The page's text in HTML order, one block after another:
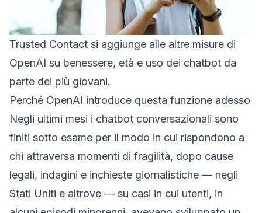
Trusted Contact si aggiunge alle altre misure di
OpenAI su benessere, età e uso dei chatbot da
parte dei più giovani.
Perché OpenAI introduce questa funzione adesso
Negli ultimi mesi i chatbot conversazionali sono
finiti sotto esame per il modo in cui rispondono a
chi attraversa momenti di fragilità, dopo cause
legali, indagini e inchieste giornalistiche — negli
Stati Uniti e altrove — su casi in cui utenti, in